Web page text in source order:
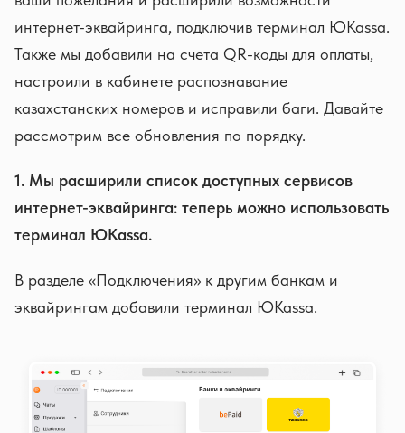
интернет-эквайринга, подключив терминал ЮKassa.
Также мы добавили на счета QR-коды для оплаты,
настроили в кабинете распознавание
казахстанских номеров и исправили баги. Давайте
рассмотрим все обновления по порядку.
1. Мы расширили список доступных сервисов
интернет-эквайринга: теперь можно использовать
терминал ЮKassa.
В разделе «Подключения» к другим банкам и
эквайрингам добавили терминал ЮKassa.